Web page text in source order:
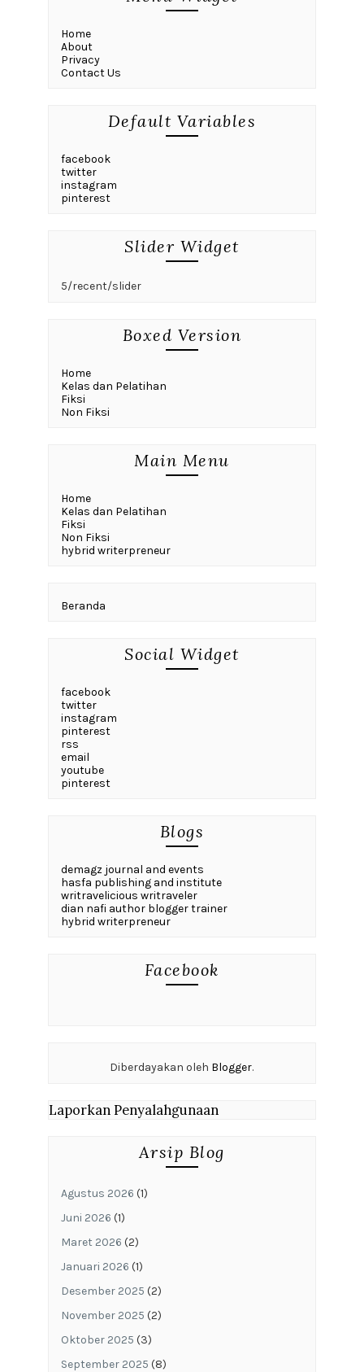
Home
About
Privacy
Contact Us
Default Variables
facebook
twitter
instagram
pinterest
Slider Widget
5/recent/slider
Boxed Version
Home
Kelas dan Pelatihan
Fiksi
Non Fiksi
Main Menu
Home
Kelas dan Pelatihan
Fiksi
Non Fiksi
hybrid writerpreneur
Beranda
Social Widget
facebook
twitter
instagram
pinterest
rss
email
youtube
pinterest
Blogs
demagz journal and events
hasfa publishing and institute
writravelicious writraveler
dian nafi author blogger trainer
hybrid writerpreneur
Facebook
Diberdayakan oleh Blogger.
Laporkan Penyalahgunaan
Arsip Blog
Agustus 2026 (1)
Juni 2026 (1)
Maret 2026 (2)
Januari 2026 (1)
Desember 2025 (2)
November 2025 (2)
Oktober 2025 (3)
September 2025 (8)